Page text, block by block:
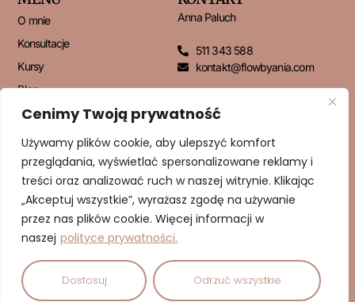
Cenimy Twoją prywatność
Używamy plików cookie, aby ulepszyć komfort
przeglądania, wyświetlać spersonalizowane reklamy i
treści oraz analizować ruch w naszej witrynie. Klikając
„Akceptuj wszystkie”, wyrażasz zgodę na używanie
przez nas plików cookie. Więcej informacji w
naszej polityce prywatności.
Dostosuj Odrzuć wszystkie
O mnie
Konsultacje
Kursy
Blog
Kontakt
Anna Paluch
511 343 588
kontakt@flowbyania.com
NEWSLETTER
ZAPISUJĘ SIĘ!